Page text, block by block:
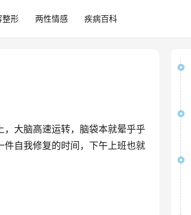
整形 两性情感 疾病百科
大脑高速运转，脑袋本就晕乎乎
自我修复的时间，下午上班也就